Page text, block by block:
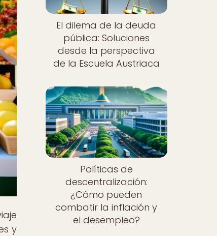
y
El dilema de la deuda
pública: Soluciones
desde la perspectiva
de la Escuela Austriaca
Políticas de
descentralización:
¿Cómo pueden
combatir la inflación y
el desempleo?